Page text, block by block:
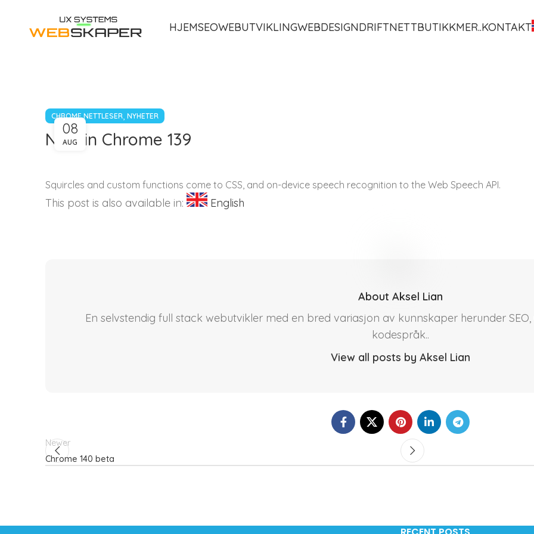
HJEMSEOWEBUTVIKLINGWEBDESIGNDRIFTNETTBUTIKKMER..KONTAKT
CHROME NETTLESER, NYHETER
New in Chrome 139
08
AUG
Squircles and custom functions come to CSS, and on-device speech recognition to the Web Speech API.
This post is also available in: English
About Aksel Lian
En selvstendig full stack webutvikler med en bred variasjon av kunnskaper herunder
kodespråk..
View all posts by Aksel Lian
Newer
Chrome 140 beta